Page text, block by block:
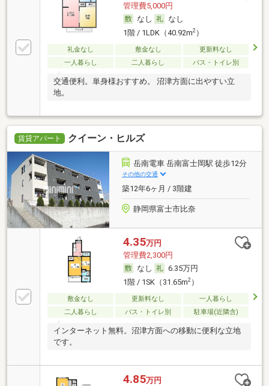
管理費5,000円
なし
なし
1階 / 1LDK（40.92m2）
礼金なし 敷金なし
更新料なし
一人暮らし
二人暮らし バス・トイレ別
交通便利。単身様おすすめ。 沼津方面に出やすい立
地。
賃貸アパート クイーン・ヒルズ
岳南電車 岳南富士岡駅 徒歩12分
その他の交通
築12年6ヶ月 / 3階建
静岡県富士市比奈
4.35万円
管理費2,300円
なし
6.35万円
1階 / 1SK（31.65m2）
敷金なし 更新料なし
一人暮らし
二人暮らし
バス・トイレ別 駐車場(近隣含)
インターネット無料。沼津方面への移動に便利な立地
です。
4.85万円